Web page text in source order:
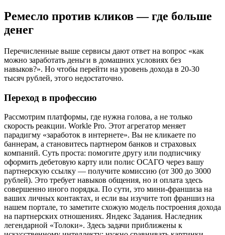
Ремесло против кликов — где больше
денег
Перечисленные выше сервисы дают ответ на вопрос «как
можно заработать деньги в домашних условиях без
навыков?». Но чтобы перейти на уровень дохода в 20-30
тысяч рублей, этого недостаточно.
Переход в профессию
Рассмотрим платформы, где нужна голова, а не только
скорость реакции. Workle Pro. Этот агрегатор меняет
парадигму «заработок в интернете». Вы не кликаете по
баннерам, а становитесь партнером банков и страховых
компаний. Суть проста: помогите другу или подписчику
оформить дебетовую карту или полис ОСАГО через вашу
партнерскую ссылку — получите комиссию (от 300 до 3000
рублей). Это требует навыков общения, но и оплата здесь
совершенно иного порядка. По сути, это мини-франшиза на
ваших личных контактах, и если вы изучите топ франшиз на
нашем портале, то заметите схожую модель построения дохода
на партнерских отношениях. Яндекс Задания. Наследник
легендарной «Толоки». Здесь задачи приближены к